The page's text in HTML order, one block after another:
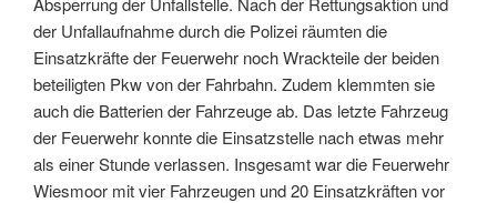
der Unfallaufnahme durch die Polizei räumten die
Einsatzkräfte der Feuerwehr noch Wrackteile der beiden
beteiligten Pkw von der Fahrbahn. Zudem klemmten sie
auch die Batterien der Fahrzeuge ab. Das letzte Fahrzeug
der Feuerwehr konnte die Einsatzstelle nach etwas mehr
als einer Stunde verlassen. Insgesamt war die Feuerwehr
Wiesmoor mit vier Fahrzeugen und 20 Einsatzkräften vor